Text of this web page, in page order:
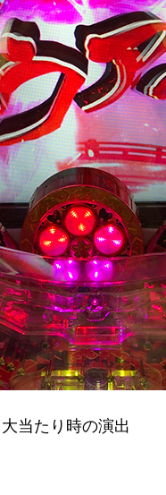
当たり時の演出